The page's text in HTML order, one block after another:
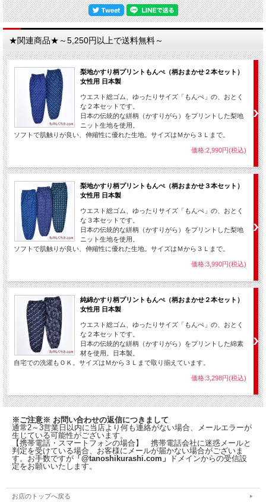
★関連商品★～5,250円以上で送料無料～
梨地かすり柄プリントもんぺ（柄おまかせ２本セット）
女性用 日本製
ウエスト総ゴム、ゆったりサイズ「もんぺ」の、おとく
な２本セットです。
日本の伝統的な絣柄（かすりがら）をプリントした梨地
ニット生地を使用。
ソフトで肌触りが良い、伸縮性に優れた生地。サイズはＭから３Ｌまで。
価格:2,990円(税込)
梨地かすり柄プリントもんぺ（柄おまかせ３本セット）
女性用 日本製
ウエスト総ゴム、ゆったりサイズ「もんぺ」の、おとく
な３本セットです。
日本の伝統的な絣柄（かすりがら）をプリントした梨地
ニット生地を使用。
ソフトで肌触りが良い、伸縮性に優れた生地。サイズはＭから３Ｌまで。
価格:3,990円(税込)
純綿かすり柄プリントもんぺ（柄おまかせ２本セット）
女性用 日本製
ウエスト総ゴム、ゆったりサイズ「もんぺ」の、おとく
な２本セットです。
日本の伝統的な絣柄（かすりがら）をプリントした綿素
材を使用。日本製。
自宅での洗濯もＯＫ。サイズはＭから３Ｌまで取り揃えています。
価格:3,298円(税込)
※ご注意※ お問い合わせの返信につきまして
通常2～3営業日以内に当店より何も連絡がない場合、メールエラーが
生じている可能性がございます。
【携帯電話・スマートフォンの場合】 携帯電話会社に迷惑メールと
判定を受けている場合、お客様にメールが届かない場合がございま
す。お手数ですが 「@tanoshikurashi.com」
ドメインからの受信設
定をお願いいたします。
お店のトップへ戻る